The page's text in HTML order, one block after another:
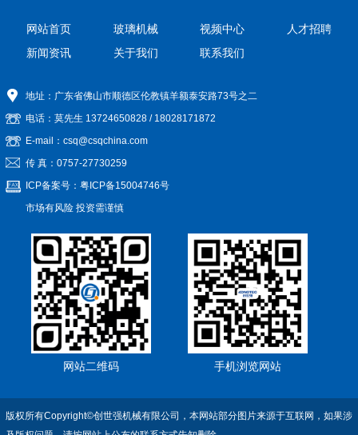
网站首页 玻璃机械 视频中心
人才招聘
新闻资讯
关于我们 联系我们
地址：广东省佛山市顺德区伦教镇羊额泰安路73号之二
电话：莫先生 13724650828/ 18028171872
E-mail：csq@csqchina.com
传 真：0757-27730259
ICP备案号： 粤ICP备15004746号
市场有风险 投资需谨慎
网站二维码 手机浏览网站
版权所有Copyright©创世强机械有限公司，本网站部分图片来源于互联网，如果涉